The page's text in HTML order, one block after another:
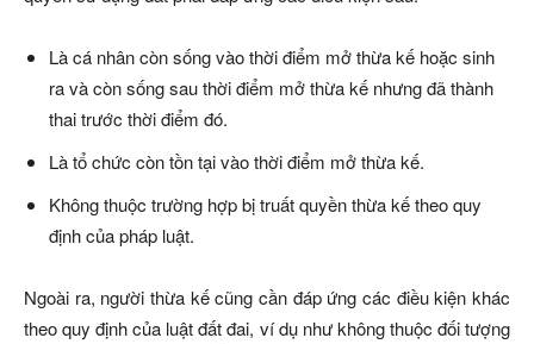
Là cá nhân còn sống vào thời điểm mở thừa kế hoặc sinh
ra và còn sống sau thời điểm mở thừa kế nhưng đã thành
thai trước thời điểm đó.
Là tổ chức còn tồn tại vào thời điểm mở thừa kế.
Không thuộc trường hợp bị truất quyền thừa kế theo quy
định của pháp luật.
Ngoài ra, người thừa kế cũng cần đáp ứng các điều kiện khác
theo quy định của luật đất đai, ví dụ như không thuộc đối tượng